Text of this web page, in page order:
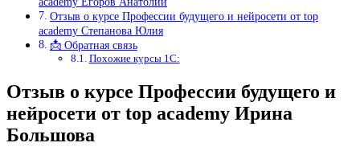
Отзыв о курсе Профессии будущего и нейросети от top
academy Степанова Юлия
📩 Обратная связь
Похожие курсы 1С:
Отзыв о курсе Профессии будущего и
нейросети от top academy Ирина
Большова